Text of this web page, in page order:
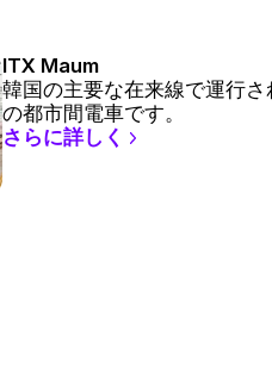
ITX Maum
韓国の主要な在来線で運行さ
の都市間電車です。
さらに詳しく